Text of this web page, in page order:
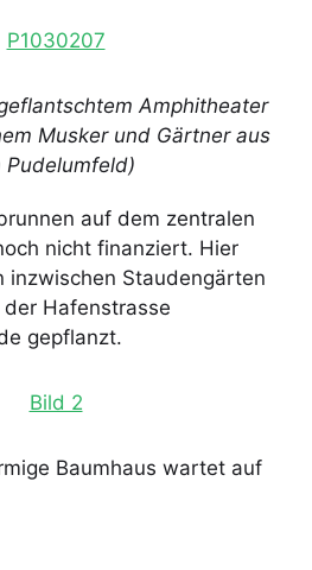
Amphitheater
Musker und Gärtner aus
Pudelumfeld)
auf dem zentralen
nicht finanziert. Hier
inzwischen Staudengärten
Hafenstrasse
gepflanzt.
Baumhaus wartet auf